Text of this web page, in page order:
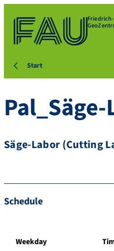
Start
Säge-Labor (Cutting
Schedule
Weekday